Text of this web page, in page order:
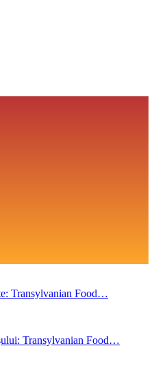
Transylvanian Food…
Transylvanian Food…